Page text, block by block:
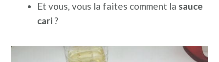
Et vous, vous la faites comment la sauce
cari ?